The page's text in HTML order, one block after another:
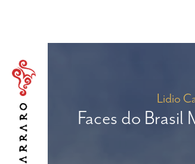
Lidio
Faces do Brasil